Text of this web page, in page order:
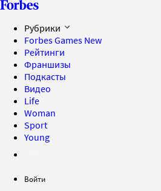
Рубрики
Forbes Games New
Рейтинги
Франшизы
Подкасты
Видео
Life
Woman
Sport
Young
Войти